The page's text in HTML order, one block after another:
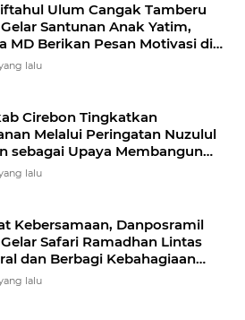
Ulum Cangak Tamberu
Santunan Anak Yatim,
MD Berikan Pesan Motivasi di
lalu
Cirebon Tingkatkan
Melalui Peringatan Nuzulul
sebagai Upaya Membangun
Berakhlak Mulia
lalu
Kebersamaan, Danposramil
Safari Ramadhan Lintas
dan Berbagi Kebahagiaan
Masyarakat
lalu